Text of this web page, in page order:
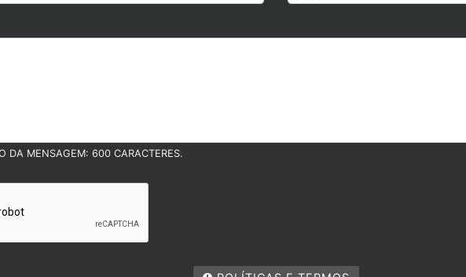
DA MENSAGEM: 600 CARACTERES.